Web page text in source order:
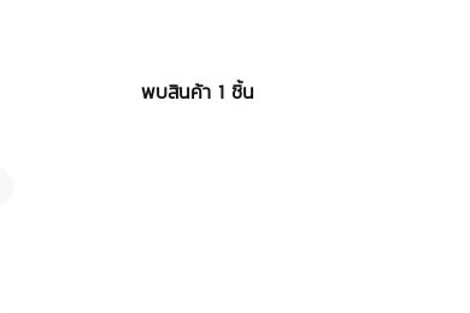
พบสินค้า 1 ชิ้น